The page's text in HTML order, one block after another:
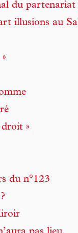
du
illusions au
»
du n°123